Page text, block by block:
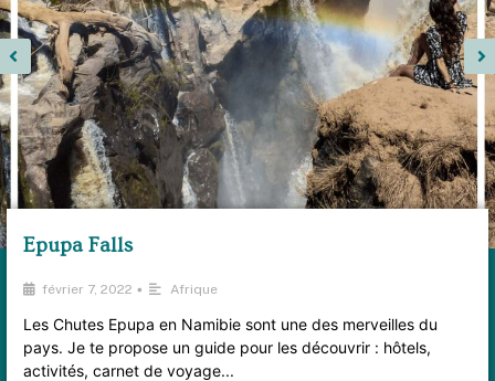
Epupa Falls
février 7, 2022 • Afrique
Les Chutes Epupa en Namibie sont une des merveilles du
pays. Je te propose un guide pour les découvrir : hôtels,
activités, carnet de voyage...